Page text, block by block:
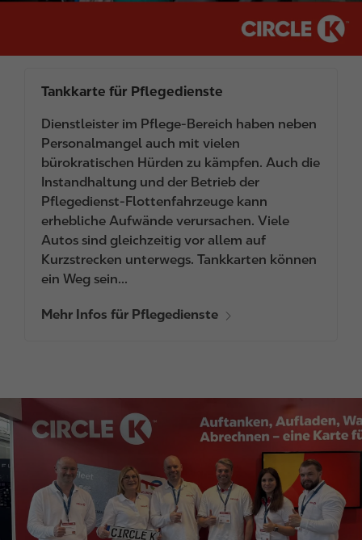
Tankkarte für Pflegedienste
Dienstleister im Pflege-Bereich haben neben
Personalmangel auch mit vielen
bürokratischen Hürden zu kämpfen. Auch die
Instandhaltung und der Betrieb der
Pflegedienst-Flottenfahrzeuge kann
erhebliche Aufwände verursachen. Viele
Autos sind gleichzeitig vor allem auf
Kurzstrecken unterwegs. Tankkarten können
ein Weg sein...
Mehr Infos für Pflegedienste
m
a
g
e